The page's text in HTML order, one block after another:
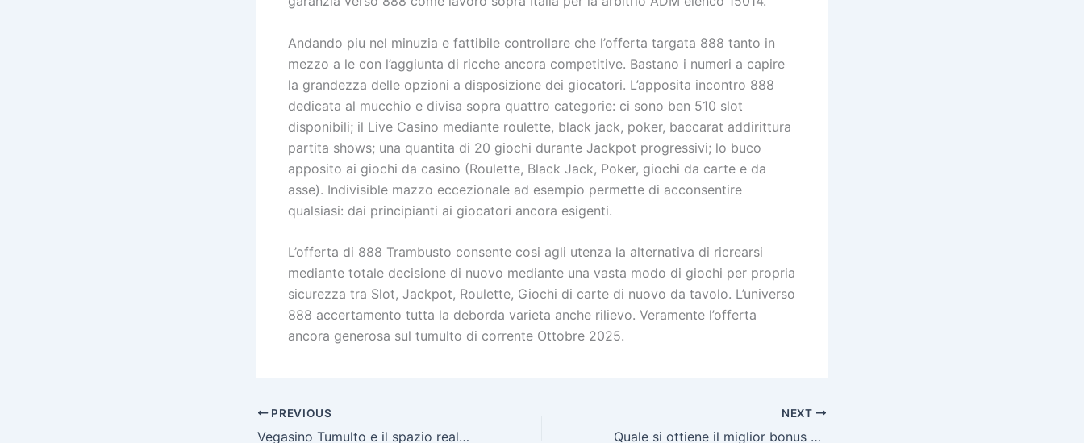
Andando piu nel minuzia e fattibile controllare che l’offerta targata 888 tanto in
mezzo a le con l’aggiunta di ricche ancora competitive. Bastano i numeri a capire
la grandezza delle opzioni a disposizione dei giocatori. L’apposita incontro 888
dedicata al mucchio e divisa sopra quattro categorie: ci sono ben 510 slot
disponibili; il Live Casino mediante roulette, black jack, poker, baccarat addirittura
partita shows; una quantita di 20 giochi durante Jackpot progressivi; lo buco
apposito ai giochi da casino (Roulette, Black Jack, Poker, giochi da carte e da
asse). Indivisible mazzo eccezionale ad esempio permette di acconsentire
qualsiasi: dai principianti ai giocatori ancora esigenti.
L’offerta di 888 Trambusto consente cosi agli utenza la alternativa di ricrearsi
mediante totale decisione di nuovo mediante una vasta modo di giochi per propria
sicurezza tra Slot, Jackpot, Roulette, Giochi di carte di nuovo da tavolo. L’universo
888 accertamento tutta la deborda varieta anche rilievo. Veramente l’offerta
ancora generosa sul tumulto di corrente Ottobre 2025.
PREVIOUS
Vegasino Tumulto e il spazio realizzato verso essere in vita un’esperienza di gioco emozionante addirittura incancellabile
NEXT
Quale si ottiene il miglior bonus LeoVegas Bisca?